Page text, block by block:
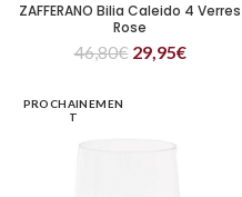
ZAFFERANO Bilia Caleido 4 Verres
Rose
46,80€ 29,95€
PROCHAINEMEN
T